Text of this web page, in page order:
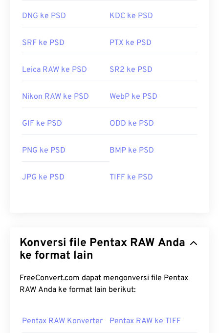
DNG ke PSD KDC ke PSD
SRF ke PSD PTX ke PSD
Leica RAW ke PSD SR2 ke PSD
Nikon RAW ke PSD WebP ke PSD
GIF ke PSD ODD ke PSD
PNG ke PSD BMP ke PSD
JPG ke PSD TIFF ke PSD
Konversi file Pentax RAW Anda
ke format lain
FreeConvert.com dapat mengonversi file Pentax
RAW Anda ke format lain berikut:
Pentax RAW Konverter Pentax RAW ke TIFF